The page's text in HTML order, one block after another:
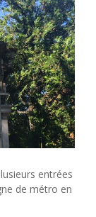
entrées
de métro en